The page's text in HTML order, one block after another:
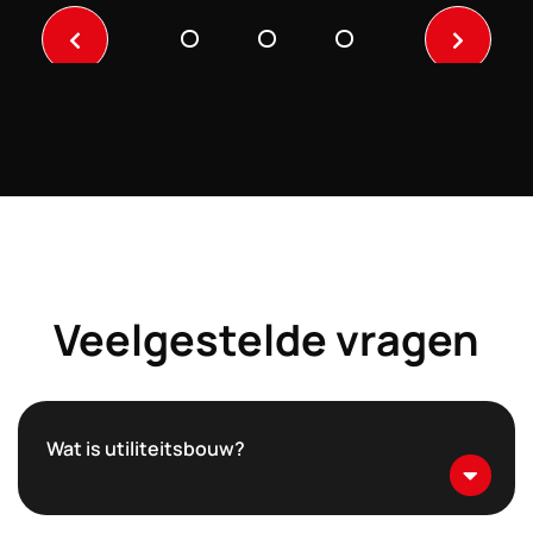
Veelgestelde vragen
Wat is utiliteitsbouw?